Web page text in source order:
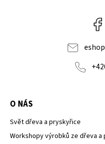
eshop
O NÁS
Svět dřeva a pryskyřice
Workshopy výrobků ze dřeva a